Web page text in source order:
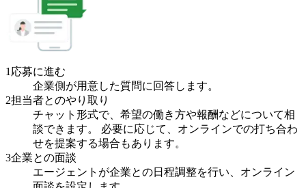
1 応募に進む
企業側が用意した質問に回答します。
2担当者とのやり取り
チャット形式で、希望の働き方や報酬などについて相
談できます。 必要に応じて、オンラインでの打ち合わ
せを提案する場合もあります。
3企業との面談
エージェントが企業との日程調整を行い、オンライン